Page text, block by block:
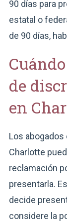
90 días para
estatal o
de 90 días,
de
en
Los
Charlotte
reclamación
presentarla.
decide
considere la